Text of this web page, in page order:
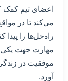
اعضای تیم کمک
می‌کند تا در
راه‌حل‌ها را پیدا
مهارت جهت یکی
موفقیت در
آورد.